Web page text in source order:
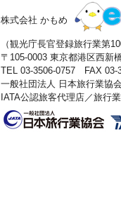
株式会社 かもめ
（観光庁長官登録旅行業第
〒105-0003 東京都港区西新
TEL 03-3506-0757 FAX 03-
一般社団法人 日本旅行業協
IATA公認旅客代理店／旅行